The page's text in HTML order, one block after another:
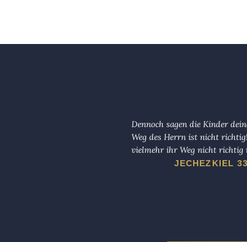
Dennoch sagen die Kinder
Weg des Herrn ist nicht
vielmehr ihr Weg nicht richtig
JECHEZKIEL